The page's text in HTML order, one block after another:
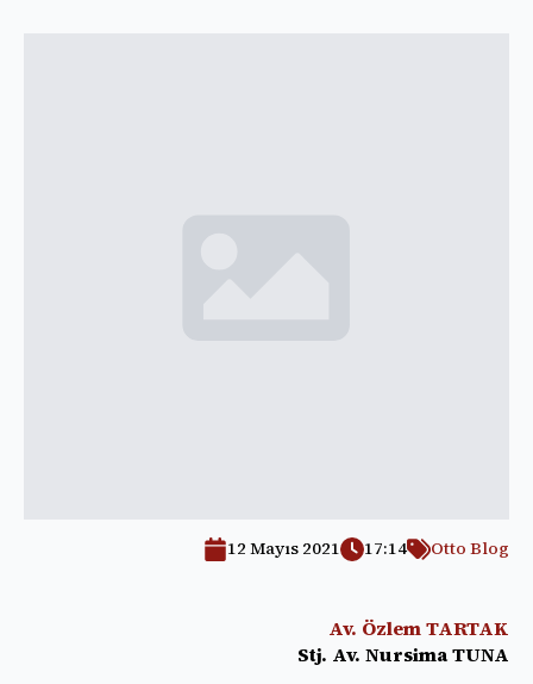
12 Mayıs 2021 17:14 Otto Blog
Av. Özlem TARTAK
Stj. Av. Nursima TUNA